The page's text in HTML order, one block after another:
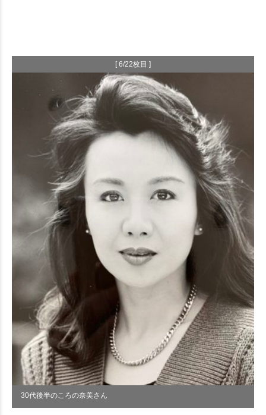
[ 6/22枚目 ]
30代後半のころの奈美さん